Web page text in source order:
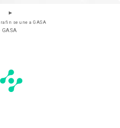
se une a GASA
GASA